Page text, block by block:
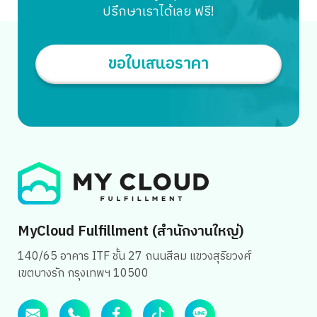
สำคัญที่ผู้ขายต้องนำมาคำนวณก่อนตั้งราคาขายสินค้า เพื่อให้
แน่ใจว่าจะได้กำไรตามที่ต้องการ นอกจากนี้ ค่าธรรมเนียมยังมี
ความแตกต่างกันไปตามประเภทของสินค้าและประเภทของร้าน
ค้า ดังนั้น การทำความเข้าใจเรื่องค่าธรรมเนียมจึงเป็นพื้นฐาน
สำคัญสำหรับผู้ที่ต้องการประสบความสำเร็จในการขายบน
TikTok Shop ค่าธรรมเนียม TikTok Shop ต้องเสียค่าอะไร
โครงสร้างค่าธรรมเนียมทั้งหมด ซึ่งประกอบด้วยค่าใช้จ่ายหลัก
มาดูรายละเอียดแต่ละส่วนกันว่า จะมีอะไรบ้าง 1. […]
ปรึกษาเราได้เลย ฟรี!
ขอใบเสนอราคา
MyCloud Fulfillment (สำนักงานใหญ่)
140/65 อาคาร ITF ชั้น 27 ถนนสีลม แขวงสุริยวงศ์
เขตบางรัก กรุงเทพฯ 10500